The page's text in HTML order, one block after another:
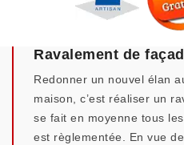
Ravalement de
Redonner un nouvel élan
maison, c’est réaliser un
se fait en moyenne tous
est règlementée. En vue